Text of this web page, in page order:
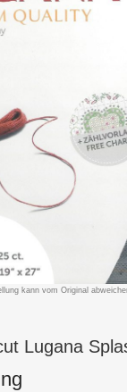
um zu vergrößern
kann vom Original
Lugana